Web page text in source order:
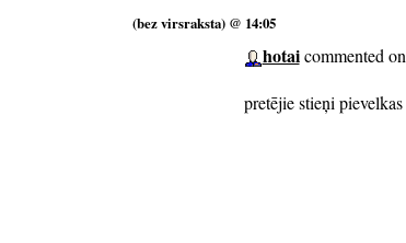
(bez virsraksta) @ 14:05
hotaicommented on
pretējie stieņi pievelkas